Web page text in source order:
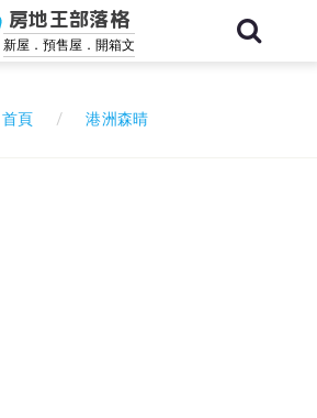
房地王部落格
新屋．預售屋．開箱文
首頁 港洲森晴